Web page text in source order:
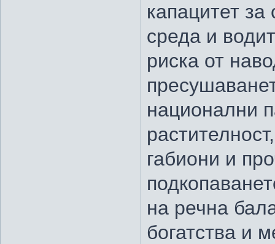
капацитет
среда и
риска от
национални
габиони и
на речна
богатства и